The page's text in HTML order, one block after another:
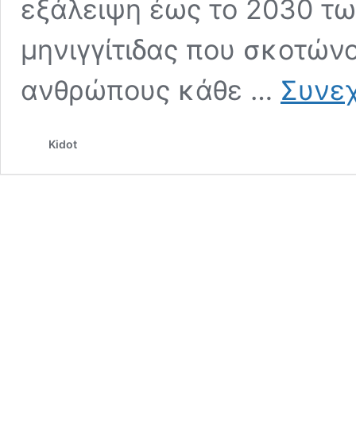
εξάλειψη έως το 2030
μηνιγγίτιδας που
ανθρώπους κάθε …
Kidot